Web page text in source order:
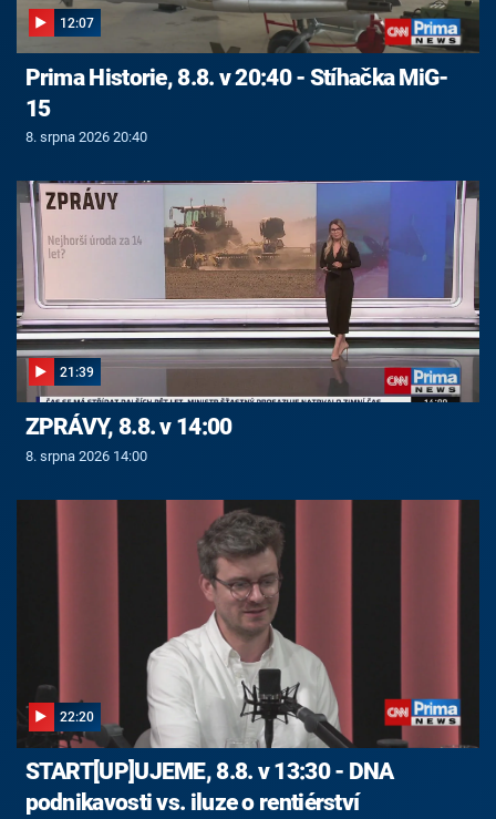
12:07
Prima Historie, 8.8. v 20:40 - Stíhačka MiG-
15
8. srpna 2026 20:40
21:39
ZPRÁVY, 8.8. v 14:00
8. srpna 2026 14:00
22:20
START[UP]UJEME, 8.8. v 13:30 - DNA
podnikavosti vs. iluze o rentiérství